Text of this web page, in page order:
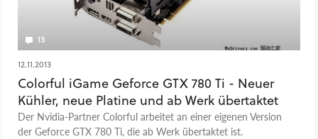
13
12.11.2013
Colorful iGame Geforce GTX 780 Ti - Neuer
Kühler, neue Platine und ab Werk übertaktet
Der Nvidia-Partner Colorful arbeitet an einer eigenen Version
der Geforce GTX 780 Ti, die ab Werk übertaktet ist.